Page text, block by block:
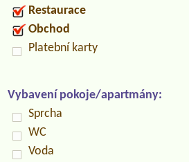
Restaurace
Obchod
Platební karty
Vybavení pokoje/apartmány:
Sprcha
WC
Voda